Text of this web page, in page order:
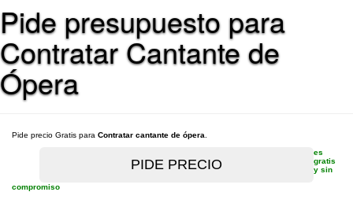
Pide presupuesto para
Contratar Cantante de
Ópera
Pide precio Gratis para Contratar cantante de ópera
es
gratis
y sin
compromiso